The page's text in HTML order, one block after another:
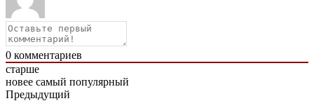
0 комментариев
старше
новее самый популярный
Предыдущий